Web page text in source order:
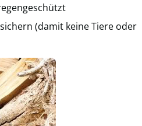
(damit keine Tiere oder